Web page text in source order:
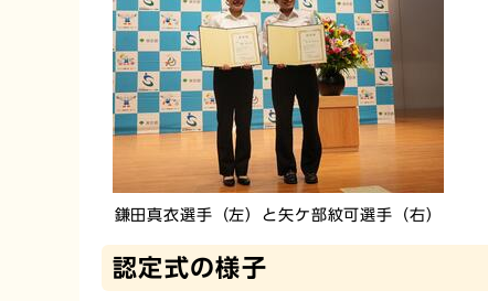
鎌田真衣選手（左）と矢ケ部紋可選手（右）
認定式の様子